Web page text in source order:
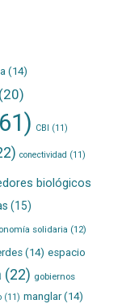
(14)
(20)
CBI (11)
conectividad (11)
biológicos
(15)
solidaria (12)
(14) espacio
(22) gobiernos
(11) manglar(14)